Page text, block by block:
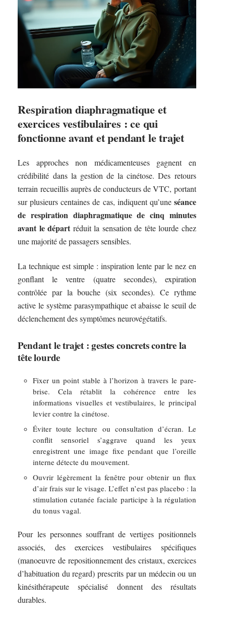
Respiration diaphragmatique et
exercices vestibulaires : ce qui
fonctionne avant et pendant le trajet
Les approches non médicamenteuses gagnent en
crédibilité dans la gestion de la cinétose. Des retours
terrain recueillis auprès de conducteurs de VTC, portant
sur plusieurs centaines de cas, indiquent qu’une séance
de respiration diaphragmatique de cinq minutes
avant le départ réduit la sensation de tête lourde chez
une majorité de passagers sensibles.
La technique est simple : inspiration lente par le nez en
gonflant le ventre (quatre secondes), expiration
contrôlée par la bouche (six secondes). Ce rythme
active le système parasympathique et abaisse le seuil de
déclenchement des symptômes neurovégétatifs.
Pendant le trajet : gestes concrets contre la
tête lourde
Fixer un point stable à l’horizon à travers le pare-
brise. Cela rétablit la cohérence entre les
informations visuelles et vestibulaires, le principal
levier contre la cinétose.
Éviter toute lecture ou consultation d’écran. Le
conflit sensoriel s’aggrave quand les yeux
enregistrent une image fixe pendant que l’oreille
interne détecte du mouvement.
Ouvrir légèrement la fenêtre pour obtenir un flux
d’air frais sur le visage. L’effet n’est pas placebo : la
stimulation cutanée faciale participe à la régulation
du tonus vagal.
Pour les personnes souffrant de vertiges positionnels
associés, des exercices vestibulaires spécifiques
(manoeuvre de repositionnement des cristaux, exercices
d’habituation du regard) prescrits par un médecin ou un
kinésithérapeute spécialisé donnent des résultats
durables.